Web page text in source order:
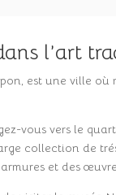
l’art
est une ville où
vous vers le
collection de
et des